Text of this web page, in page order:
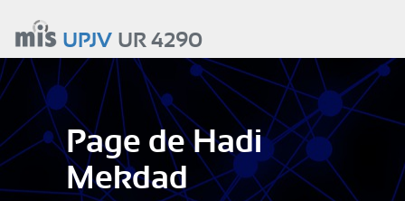
contenu
principal
UPJVUR 4290
Page de Hadi
Mekdad